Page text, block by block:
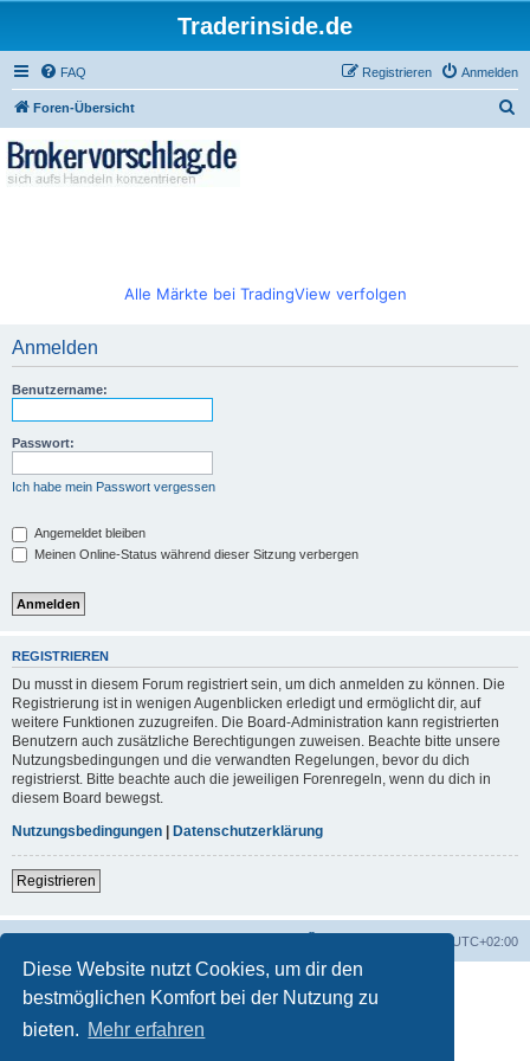
Diese Website nutzt Cookies, um dir den
bestmöglichen Komfort bei der Nutzung zu
bieten. Mehr erfahren
Traderinside.de
FAQ Anmelden
Registrieren
Foren-Übersicht
Alle Märkte bei TradingView verfolgen
Anmelden
Benutzername:
Passwort:
Ich habe mein Passwort vergessen
Angemeldet bleiben
Meinen Online-Status während dieser Sitzung verbergen
REGISTRIEREN
Du musst in diesem Forum registriert sein, um dich anmelden zu können. Die
Registrierung ist in wenigen Augenblicken erledigt und ermöglicht dir, auf
weitere Funktionen zuzugreifen. Die Board-Administration kann registrierten
Benutzern auch zusätzliche Berechtigungen zuweisen. Beachte bitte unsere
Nutzungsbedingungen und die verwandten Regelungen, bevor du dich
registrierst. Bitte beachte auch die jeweiligen Forenregeln, wenn du dich in
diesem Board bewegst.
Nutzungsbedingungen | Datenschutzerklärung
Registrieren
UTC+02:00